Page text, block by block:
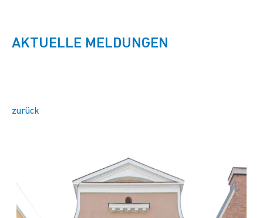
AKTUELLE MELDUNGEN
zurück